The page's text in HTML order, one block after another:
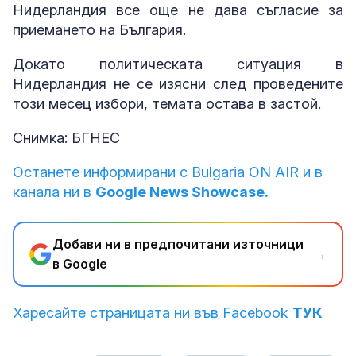
Нидерландия все още не дава съгласие за
приемането на България.
Докато политическата ситуация в
Нидерландия не се изясни след проведените
този месец избори, темата остава в застой.
Снимка: БГНЕС
Останете информирани с Bulgaria ON AIR и в
канала ни в Google News Showcase.
Добави ни в предпочитани източници
в Google
→
Харесайте страницата ни във Facebook ТУК